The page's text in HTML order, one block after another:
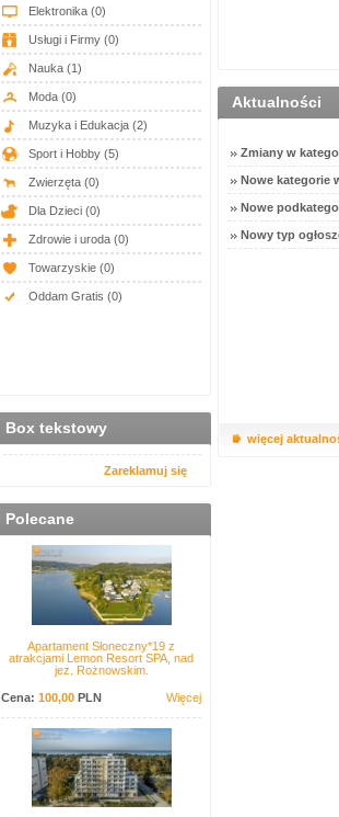
Elektronika (0)
Usługi i Firmy (0)
Nauka (1)
Moda (0)
Muzyka i Edukacja (2)
Sport i Hobby (5)
Zwierzęta (0)
Dla Dzieci (0)
Zdrowie i uroda (0)
Towarzyskie (0)
Oddam Gratis (0)
Box tekstowy
Zareklamuj się
Polecane
Apartament Słoneczny*19 z
atrakcjami Lemon Resort SPA, nad
jez. Rożnowskim.
Cena: 100,00 PLN Więcej
Aktualności
Zmiany w
Nowe kategorie
Nowe
Nowy typ
więcej